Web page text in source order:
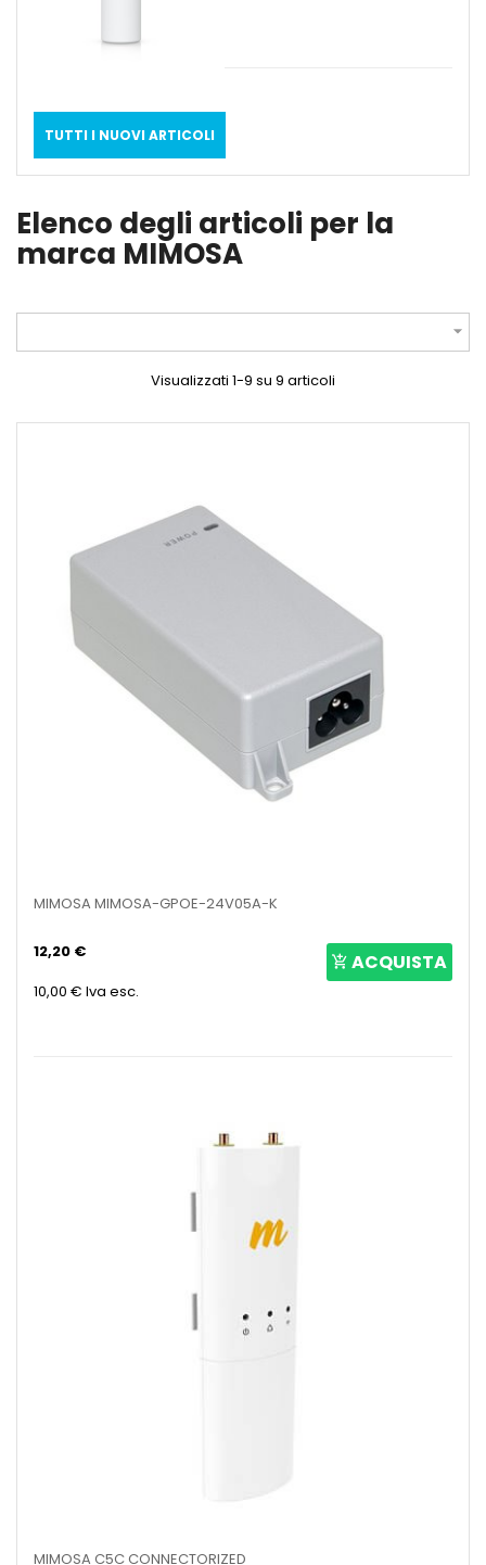
TUTTI I NUOVI ARTICOLI
Elenco degli articoli per la
marca MIMOSA

Visualizzati 1-9 su 9 articoli
MIMOSA MIMOSA-GPOE-24V05A-K
12,20 €
10,00 € Iva esc.
ACQUISTA
MIMOSA C5C CONNECTORIZED